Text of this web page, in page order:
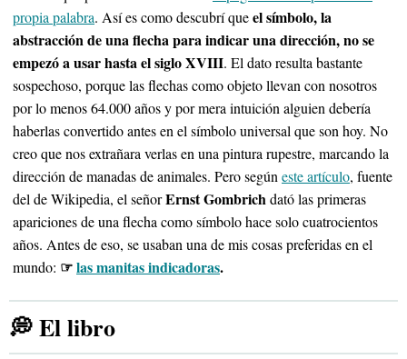
propia palabra. Así es como descubrí queel símbolo, la
abstracción de una flecha para indicar una dirección, no se
empezó a usar hasta el siglo XVIII. El dato resulta bastante
sospechoso, porque las flechas como objeto llevan con nosotros
por lo menos 64.000 años y por mera intuición alguien debería
haberlas convertido antes en el símbolo universal que son hoy. No
creo que nos extrañara verlas en una pintura rupestre, marcando la
dirección de manadas de animales. Pero según este artículo, fuente
del de Wikipedia, el señorErnst Gombrichdató las primeras
apariciones de una flecha como símbolo hace solo cuatrocientos
años. Antes de eso, se usaban una de mis cosas preferidas en el
mundo: ☞las manitas indicadoras.
💭 El libro